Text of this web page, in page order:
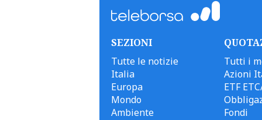
SEZIONI
Tutte le notizie
Italia
Europa
Mondo
Ambiente
Tutti i
Azioni
ETF
Fondi